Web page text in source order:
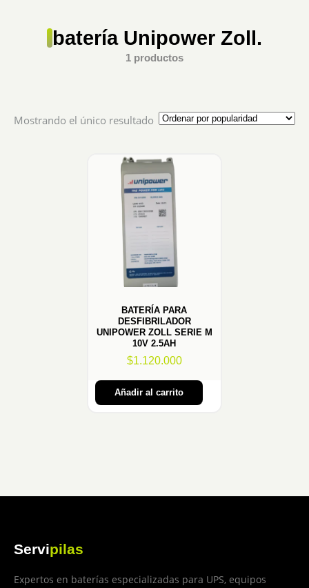
batería Unipower Zoll.
1 productos
Mostrando el único resultado
BATERÍA PARA
DESFIBRILADOR
UNIPOWER ZOLL SERIE M
10V 2.5AH
$1.120.000
Añadir al carrito
Servipilas
Expertos en baterías especializadas para UPS, equipos